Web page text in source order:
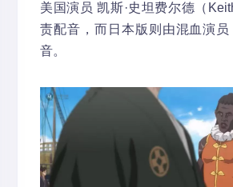
美国演员 凯斯·史坦费尔德（
责配音，而日本版则由混血演
音。